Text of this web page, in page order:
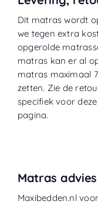
Dit matras wordt
we tegen extra
opgerolde
matras kan er al
matras maximaal
zetten. Zie de
specifiek voor
pagina.
Matras advies
Maxibedden.nl